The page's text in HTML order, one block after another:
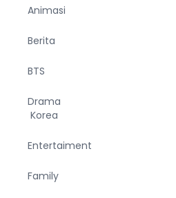
Animasi
Berita
BTS
Drama
Korea
Entertaiment
Family